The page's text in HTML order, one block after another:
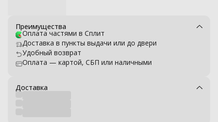
Преимущества
Оплата частями в Сплит
Доставка в пункты выдачи или до двери
Удобный возврат
Оплата — картой, СБП или наличными
Доставка